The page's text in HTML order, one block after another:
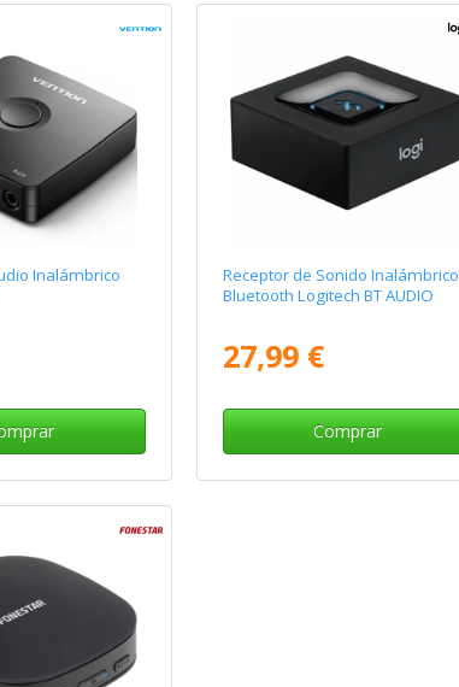
Inalámbrico
Receptor de Sonido Inalámbrico
Bluetooth Logitech BT AUDIO
27,99 €
Comprar